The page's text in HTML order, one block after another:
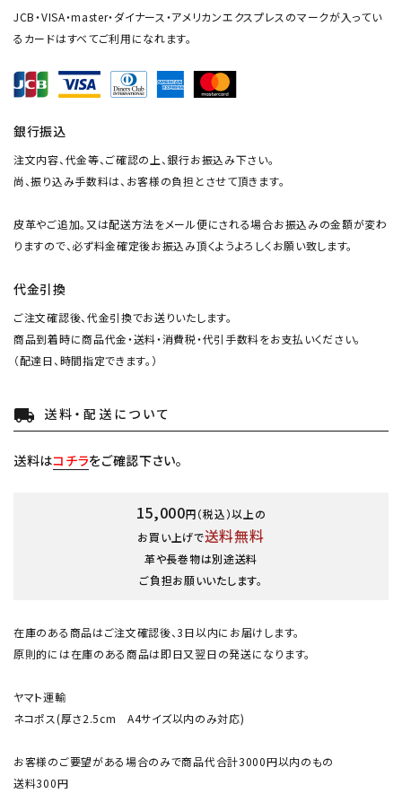
JCB・VISA・master・ダイナース・アメリカンエクスプレスのマークが入ってい
るカードはすべてご利用になれます。
銀行振込
注文内容、代金等、ご確認の上、銀行お振込み下さい。
尚、振り込み手数料は、お客様の負担とさせて頂きます。
皮革やご追加。又は配送方法をメール便にされる場合お振込みの金額が変わ
りますので、必ず料金確定後お振込み頂くようよろしくお願い致します。
代金引換
ご注文確認後、代金引換でお送りいたします。
商品到着時に商品代金・送料・消費税・代引手数料をお支払いください。
（配達日、時間指定できます。）
local_shipping 送料・配送について
送料はコチラをご確認下さい。
15,000円（税込）以上の
お買い上げで送料無料
革や長巻物は別途送料
ご負担お願いいたします。
在庫のある商品はご注文確認後、3日以内にお届けします。
原則的には在庫のある商品は即日又翌日の発送になります。
ヤマト運輸
ネコポス(厚さ2.5cm A4サイズ以内のみ対応)
お客様のご要望がある場合のみで商品代合計3000円以内のもの
送料300円